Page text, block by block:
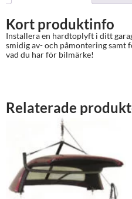
Kort produktinfo
Installera en hardtoplyft i ditt
smidig av- och påmontering samt
vad du har för bilmärke!
Relaterade